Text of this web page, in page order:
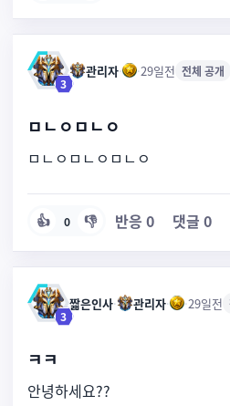
3
관리자· ·29일전 전체 공개
ㅁㄴㅇㅁㄴㅇ
ㅁㄴㅇㅁㄴㅇㅁㄴㅇ
👍 0 👎 반응 0 댓글 0
3
짧은인사· 관리자· ·29일전
ㅋㅋ
안녕하세요??